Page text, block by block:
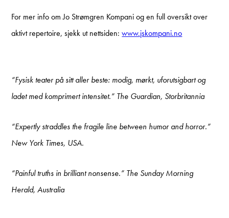
For mer info om Jo Strømgren Kompani og en full oversikt over
aktivt repertoire, sjekk ut nettsiden:www.jskompani.no
“Fysisk teater på sitt aller beste: modig, mørkt, uforutsigbart og
ladet med komprimert intensitet.” The Guardian, Storbritannia
“Expertly straddles the fragile line between humor and horror.”
New York Times, USA.
“Painful truths in brilliant nonsense.” The Sunday Morning
Herald, Australia